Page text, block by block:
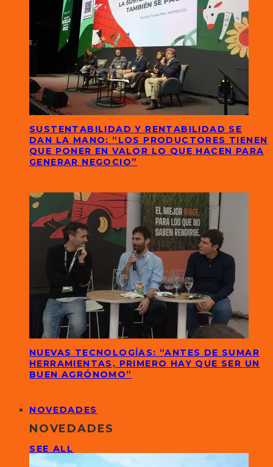
SUSTENTABILIDAD Y RENTABILIDAD SE
DAN LA MANO: “LOS PRODUCTORES TIENEN
QUE PONER EN VALOR LO QUE HACEN PARA
GENERAR NEGOCIO”
NUEVAS TECNOLOGÍAS: “ANTES DE SUMAR
HERRAMIENTAS, PRIMERO HAY QUE SER UN
BUEN AGRÓNOMO”
NOVEDADES
NOVEDADES
SEE ALL